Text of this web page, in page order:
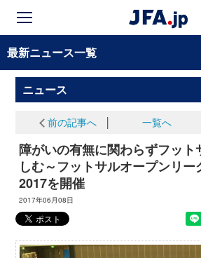
最新ニュース一覧
ニュース
前の記事へ 一覧へ
障がいの有無に関わらずフット
しむ～フットサルオープンリ
2017を開催
2017年06月08日